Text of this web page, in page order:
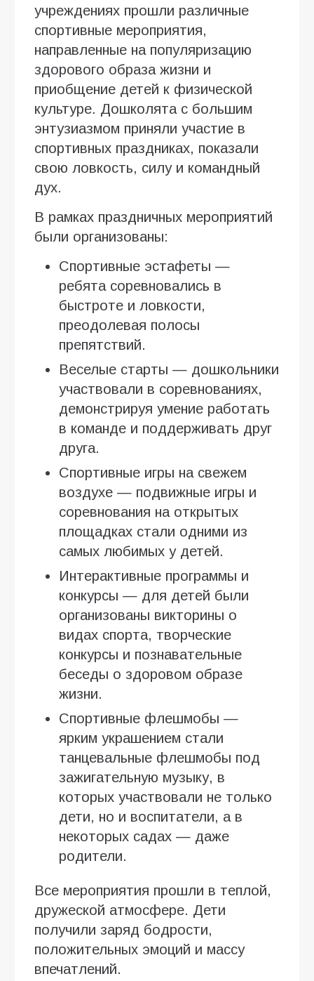
учреждениях прошли различные
спортивные мероприятия,
направленные на популяризацию
здорового образа жизни и
приобщение детей к физической
культуре. Дошколята с большим
энтузиазмом приняли участие в
спортивных праздниках, показали
свою ловкость, силу и командный
дух.
В рамках праздничных мероприятий
были организованы:
Спортивные эстафеты —
ребята соревновались в
быстроте и ловкости,
преодолевая полосы
препятствий.
Веселые старты — дошкольники
участвовали в соревнованиях,
демонстрируя умение работать
в команде и поддерживать друг
друга.
Спортивные игры на свежем
воздухе — подвижные игры и
соревнования на открытых
площадках стали одними из
самых любимых у детей.
Интерактивные программы и
конкурсы — для детей были
организованы викторины о
видах спорта, творческие
конкурсы и познавательные
беседы о здоровом образе
жизни.
Спортивные флешмобы —
ярким украшением стали
танцевальные флешмобы под
зажигательную музыку, в
которых участвовали не только
дети, но и воспитатели, а в
некоторых садах — даже
родители.
Все мероприятия прошли в теплой,
дружеской атмосфере. Дети
получили заряд бодрости,
положительных эмоций и массу
впечатлений.